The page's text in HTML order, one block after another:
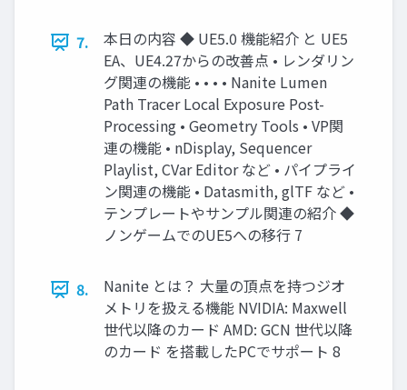
7.
本日の内容 ◆ UE5.0 機能紹介 と UE5
EA、UE4.27からの改善点 • レンダリン
グ関連の機能 • • • • Nanite Lumen
Path Tracer Local Exposure Post-
Processing • Geometry Tools • VP関
連の機能 • nDisplay, Sequencer
Playlist, CVar Editor など • パイプライ
ン関連の機能 • Datasmith, glTF など •
テンプレートやサンプル関連の紹介 ◆
ノンゲームでのUE5への移行 7
8.
Nanite とは？ 大量の頂点を持つジオ
メトリを扱える機能 NVIDIA: Maxwell
世代以降のカード AMD: GCN 世代以降
のカード を搭載したPCでサポート 8